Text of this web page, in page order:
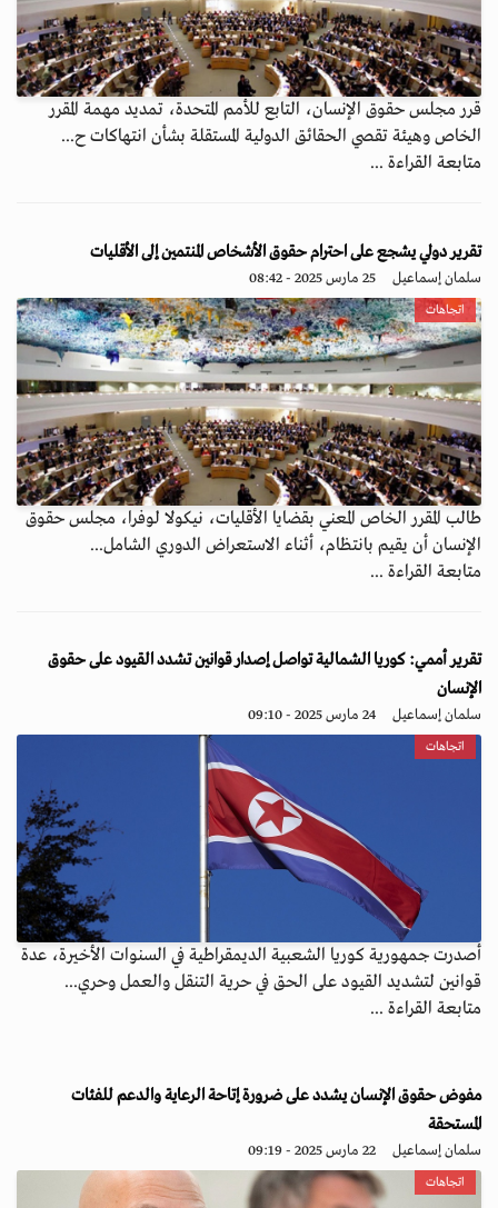
قرر مجلس حقوق الإنسان، التابع للأمم المتحدة، تمديد مهمة المقرر
الخاص وهيئة تقصي الحقائق الدولية المستقلة بشأن انتهاكات ح...
متابعة القراءة ...
تقرير دولي يشجع على احترام حقوق الأشخاص المنتمين إلى الأقليات
سلمان إسماعيل 25 مارس 2025 - 08:42
اتجاهات
طالب المقرر الخاص المعني بقضايا الأقليات، نيكولا لوفرا، مجلس حقوق
الإنسان أن يقيم بانتظام، أثناء الاستعراض الدوري الشامل...
متابعة القراءة ...
تقرير أممي: كوريا الشمالية تواصل إصدار قوانين تشدد القيود على حقوق
الإنسان
سلمان إسماعيل 24 مارس 2025 - 09:10
اتجاهات
أصدرت جمهورية كوريا الشعبية الديمقراطية في السنوات الأخيرة، عدة
قوانين لتشديد القيود على الحق في حرية التنقل والعمل وحري...
متابعة القراءة ...
مفوض حقوق الإنسان يشدد على ضرورة إتاحة الرعاية والدعم للفئات
المستحقة
سلمان إسماعيل 22 مارس 2025 - 09:19
اتجاهات